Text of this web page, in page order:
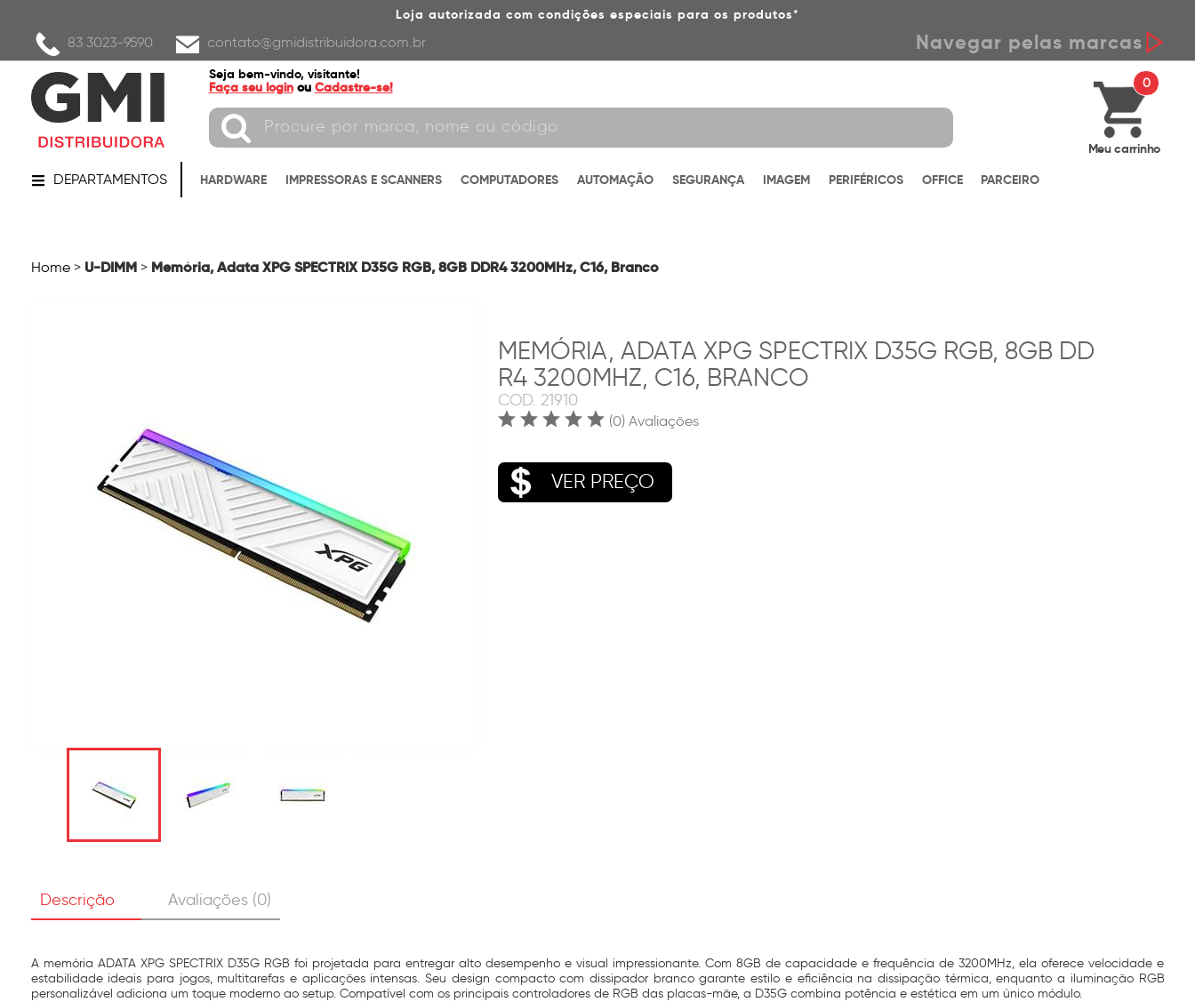
Loja autorizada com condições especiais para os produtos*
83 3023-9590 contato@gmidistribuidora.com.br Navegar pelas marcas
Seja bem-vindo, visitante!
Faça seu login ou Cadastre-se! 0
Meu carrinho
DEPARTAMENTOS HARDWARE IMPRESSORAS E SCANNERS COMPUTADORES AUTOMAÇÃO SEGURANÇA IMAGEM PERIFÉRICOS OFFICE PARCEIRO
Home > U-DIMM > Memória, Adata XPG SPECTRIX D35G RGB, 8GB DDR4 3200MHz, C16, Branco
MEMÓRIA, ADATA XPG SPECTRIX D35G RGB, 8GB DD
R4 3200MHZ, C16, BRANCO
COD. 21910
(0) Avaliações
VER PREÇO
Descrição Avaliações (0)
A memória ADATA XPG SPECTRIX D35G RGB foi projetada para entregar alto desempenho e visual impressionante. Com 8GB de capacidade e frequência de 3200MHz, ela oferece velocidade e
estabilidade ideais para jogos, multitarefas e aplicações intensas. Seu design compacto com dissipador branco garante estilo e eficiência na dissipação térmica, enquanto a iluminação RGB
personalizável adiciona um toque moderno ao setup. Compatível com os principais controladores de RGB das placas-mãe, a D35G combina potência e estética em um único módulo.